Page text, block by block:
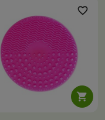

favorite_border